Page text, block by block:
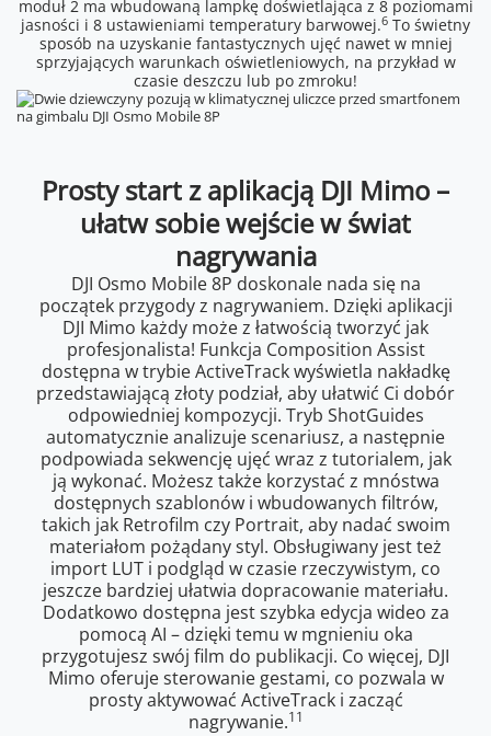
moduł 2 ma wbudowaną lampkę doświetlająca z 8 poziomami
jasności i 8 ustawieniami temperatury barwowej.6 To świetny
sposób na uzyskanie fantastycznych ujęć nawet w mniej
sprzyjających warunkach oświetleniowych, na przykład w
czasie deszczu lub po zmroku!
Prosty start z aplikacją DJI Mimo –
ułatw sobie wejście w świat
nagrywania
DJI Osmo Mobile 8P doskonale nada się na
początek przygody z nagrywaniem. Dzięki aplikacji
DJI Mimo każdy może z łatwością tworzyć jak
profesjonalista! Funkcja Composition Assist
dostępna w trybie ActiveTrack wyświetla nakładkę
przedstawiającą złoty podział, aby ułatwić Ci dobór
odpowiedniej kompozycji. Tryb ShotGuides
automatycznie analizuje scenariusz, a następnie
podpowiada sekwencję ujęć wraz z tutorialem, jak
ją wykonać. Możesz także korzystać z mnóstwa
dostępnych szablonów i wbudowanych filtrów,
takich jak Retrofilm czy Portrait, aby nadać swoim
materiałom pożądany styl. Obsługiwany jest też
import LUT i podgląd w czasie rzeczywistym, co
jeszcze bardziej ułatwia dopracowanie materiału.
Dodatkowo dostępna jest szybka edycja wideo za
pomocą AI – dzięki temu w mgnieniu oka
przygotujesz swój film do publikacji. Co więcej, DJI
Mimo oferuje sterowanie gestami, co pozwala w
prosty aktywować ActiveTrack i zacząć
nagrywanie.11